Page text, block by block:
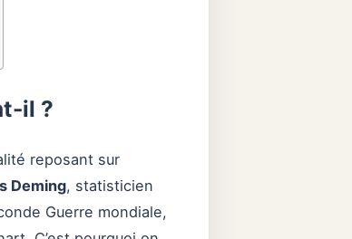
il ?
reposant sur
Deming, statisticien
Guerre mondiale,